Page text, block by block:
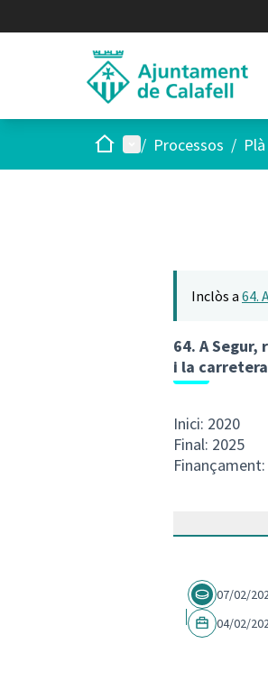
Inici Menú principal
/ Processos /
Inclòs a 64.
64. A
i la carretera
Inici: 2020
Final: 2025
07/02/
04/02/